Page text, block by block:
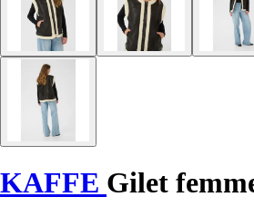
KAFFE Gilet